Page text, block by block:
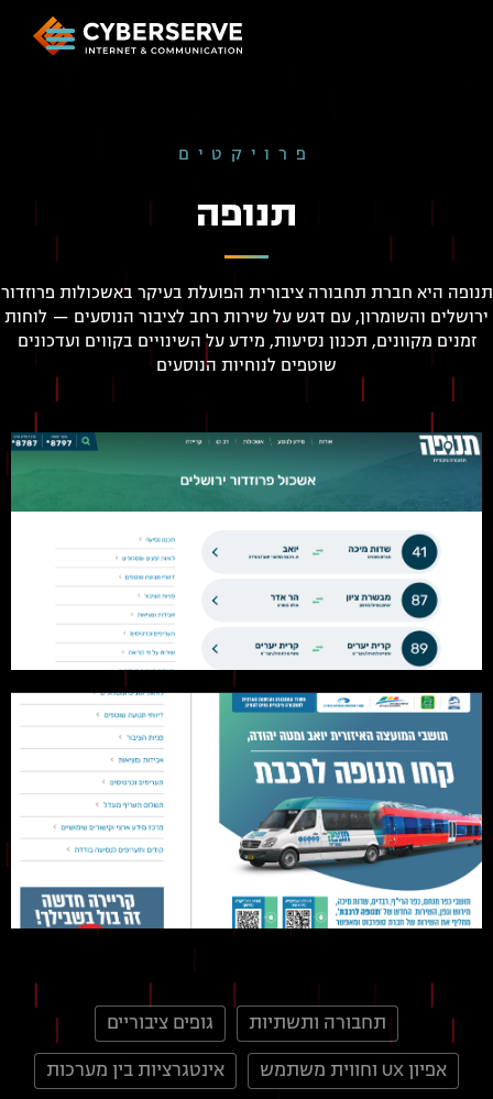
פרויקטים
תנופה
תנופה היא חברת תחבורה ציבורית הפועלת בעיקר באשכולות פרוזדור
ירושלים והשומרון, עם דגש על שירות רחב לציבור הנוסעים — לוחות
זמנים מקוונים, תכנון נסיעות, מידע על השינויים בקווים ועדכונים
שוטפים לנוחיות הנוסעים
תחבורה ותשתיות גופים ציבוריים
אפיון UX וחווית משתמש אינטגרציות בין מערכות